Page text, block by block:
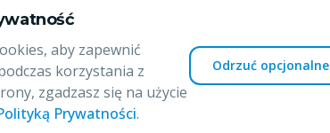
Online
aby zapewnić
korzystania z
zgadzasz się na użycie
Prywatności.
Odrzuć opcjonalne